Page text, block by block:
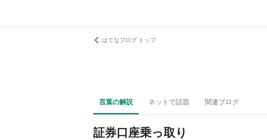
はてなブログ トップ
言葉の解説 ネットで話題 関連ブログ
証券口座乗っ取り